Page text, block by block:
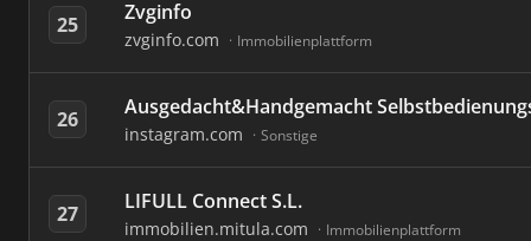
25 Zvginfo
zvginfo.com Immobilienplattform
26 Ausgedacht&Handgemacht
instagram.com Sonstige
27 LIFULL Connect S.L.
immobilien.mitula.com Immobilienplattform